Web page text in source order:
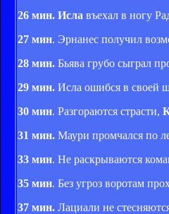
26 мин. Исла въехал в ногу
27 мин. Эрнанес получил
28 мин. Бьява грубо сыграл
29 мин. Исла ошибся в своей
30 мин. Разгораются страсти,
31 мин. Маури промчался по
33 мин. Не раскрываются
35 мин. Без угроз воротам
37 мин. Лациали не